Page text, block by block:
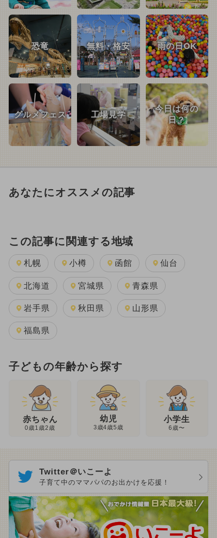
恐竜 無料・格安 雨の日OK
グルメフェス 工場見学
今日は何の
日？
あなたにオススメの記事
この記事に関連する地域
札幌 小樽 函館 仙台
北海道 宮城県 青森県
岩手県 秋田県 山形県
福島県
子どもの年齢から探す
赤ちゃん
0歳1歳2歳
幼児
3歳4歳5歳
小学生
6歳〜
Twitter＠いこーよ
子育て中のママパパのお出かけを応援！